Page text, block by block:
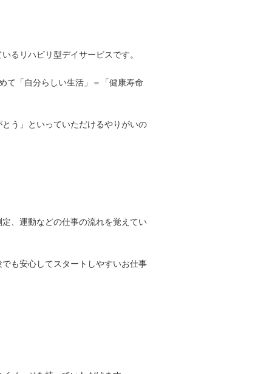
るリハビリ型デイサービスです。
て「自分らしい生活」＝「健康寿命
う」といっていただけるやりがいの
、運動などの仕事の流れを覚えてい
も安心してスタートしやすいお仕事